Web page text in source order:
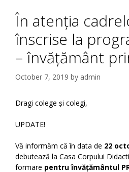
În atenția
înscrise la
– învățământ
October 7, 2019 by admin
Dragi colege și colegi,
UPDATE!
Vă informăm că în data de 22
debutează la Casa Corpului
formare pentru învățământul